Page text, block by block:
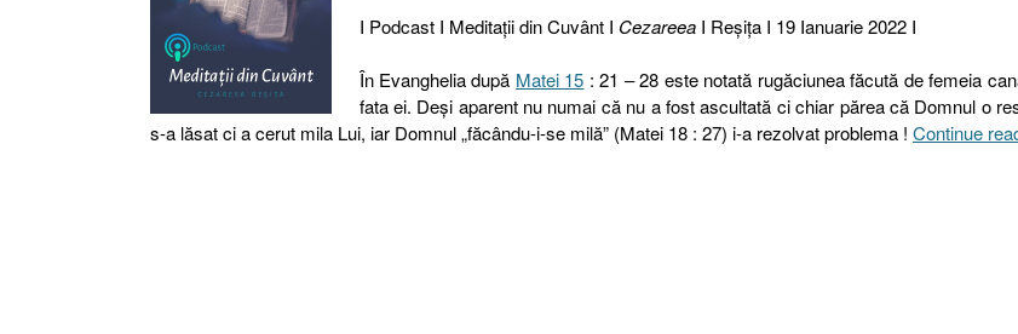
I Podcast I Meditaţii din Cuvânt I CezareeaI Reşiţa I 19 Ianuarie 2022 I
În Evanghelia după Matei 15 : 21 – 28 este notată rugăciunea făcută de femeia
fata ei. Deşi aparent nu numai că nu a fost ascultată ci chiar părea că Domnul o
s-a lăsat ci a cerut mila Lui, iar Domnul „făcându-i-se milă” (Matei 18 : 27) i-a rezolvat problema ! Continue